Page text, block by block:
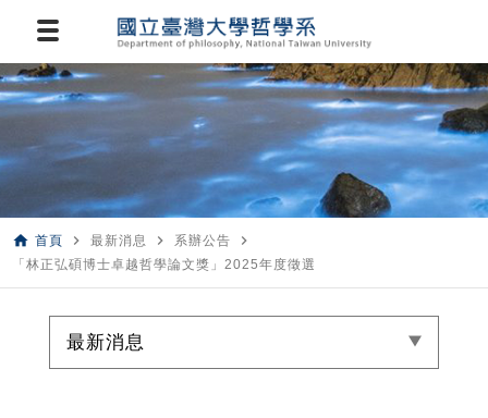
home 首頁 navigate_next 最新消息 navigate_next 系辦公告 navigate_next
「林正弘碩博士卓越哲學論文獎」2025年度徵選
最新消息